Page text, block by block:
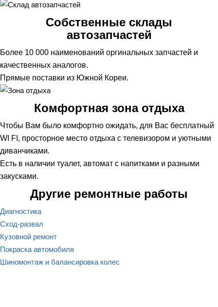
Собственные склады
автозапчастей
Более 10 000 наименований оргинальных запчастей и
качественных аналогов.
Прямые поставки из Южной Кореи.
Комфортная зона отдыха
Чтобы Вам было комфортно ожидать, для Вас бесплатный
WI FI, просторное место отдыха с телевизором и уютными
диванчиками.
Есть в наличии туалет, автомат с напитками и разными
закусками.
Другие ремонтные работы
Диагностика
Сход-развал
Кузовной ремонт
Покраска автомобиля
Шиномонтаж и балансировка колес